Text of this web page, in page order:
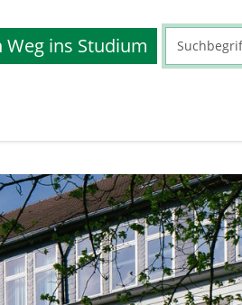
ins Studium